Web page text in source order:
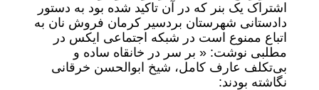
اشتراک یک بنر که در آن تاکید شده بود به دستور
دادستانی شهرستان بردسیر کرمان فروش نان به
اتباع ممنوع است در شبکه اجتماعی ایکس در
مطلبی نوشت: « بر سر در خانقاه ساده و
بی‌تکلف عارف کامل، شیخ ابوالحسن خرقانی
نگاشته بودند: